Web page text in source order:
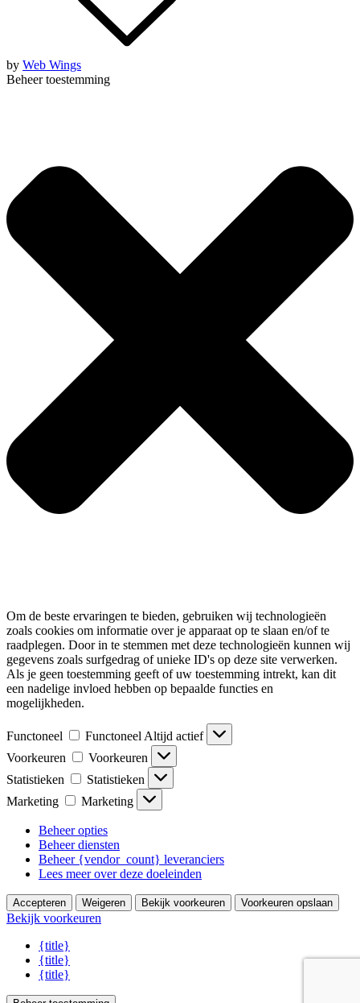
by Web Wings
Beheer toestemming
Om de beste ervaringen te bieden, gebruiken wij technologieën
zoals cookies om informatie over je apparaat op te slaan en/of te
raadplegen. Door in te stemmen met deze technologieën kunnen wij
gegevens zoals surfgedrag of unieke ID's op deze site verwerken.
Als je geen toestemming geeft of uw toestemming intrekt, kan dit
een nadelige invloed hebben op bepaalde functies en
mogelijkheden.
Functoneel Functoneel Altijd actief
Voorkeuren
Voorkeuren
Statistieken
Statistieken
Marketing
Marketing
Beheer opties
Beheer diensten
Beheer {vendor_count} leveranciers
Lees meer over deze doeleinden
Accepteren Weigeren Bekijk voorkeuren Voorkeuren opslaan
Bekijk voorkeuren
{title}
{title}
{title}